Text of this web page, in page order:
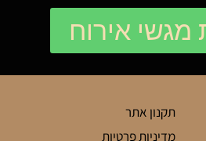
מגשי אירוח
תקנון אתר
מדיניות פרטיות